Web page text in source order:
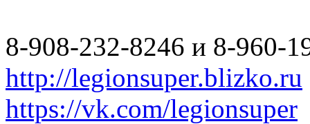
8-908-232-8246 и 8-960-
http://legionsuper.blizko.ru
https://vk.com/legionsuper